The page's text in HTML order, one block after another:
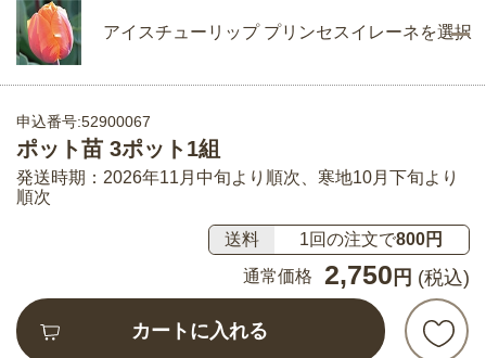
アイスチューリップ プリンセスイレーネを選択
申込番号:52900067
ポット苗 3ポット1組
発送時期：2026年11月中旬より順次、寒地10月下旬より
順次
送料 1回の注文で800円
通常価格
2,750 円 (税込)
カートに入れる